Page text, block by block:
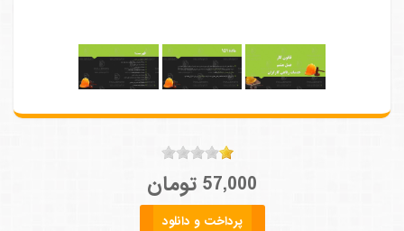
57,000 تومان
پرداخت و دانلود